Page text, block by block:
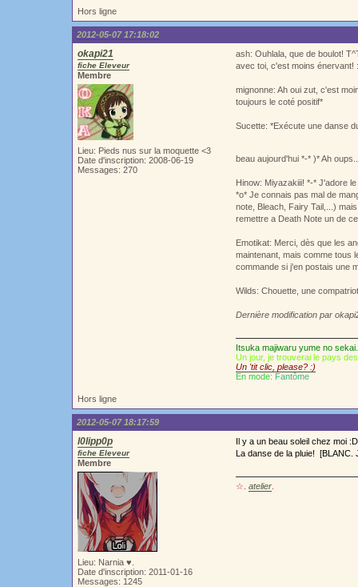
Hors ligne
2012-05-07 17:18:02
okapi21
fiche Eleveur
Membre
Lieu: Pieds nus sur la moquette <3
Date d'inscription: 2008-06-19
Messages: 270
ash: Ouhlala, que de boulot!
avec toi, c'est moins énervant!
mignonne: Ah oui zut, c'est
toujours le coté positif*
Sucette: *Exécute une danse
beau aujourd'hui *-* )* Ah
Hinow: Miyazakiii! *-* J'adore
*o* Je connais pas mal de
note, Bleach, Fairy Tail,...)
remettre a Death Note un de
Emotikat: Merci, dès que les
maintenant, mais comme tous
commande si j'en postais une
Wilds: Chouette, une
Dernière modification par
Itsuka majiwaru yume no
Un jour, je trouverai le pays
Un 'tit clic, please? :)
En mode: Fantôme
Hors ligne
2012-05-07 18:17:59
l0lipp0p
fiche Eleveur
Membre
Lieu: Narnia ♥.
Date d'inscription: 2011-01-16
Messages: 1245
Il y a un beau soleil chez moi
La danse de la pluie! [BLANC.
☆. atelier